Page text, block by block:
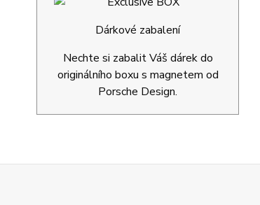
Dárkové zabalení
Nechte si zabalit Váš dárek do
originálního boxu s magnetem od
Porsche Design.